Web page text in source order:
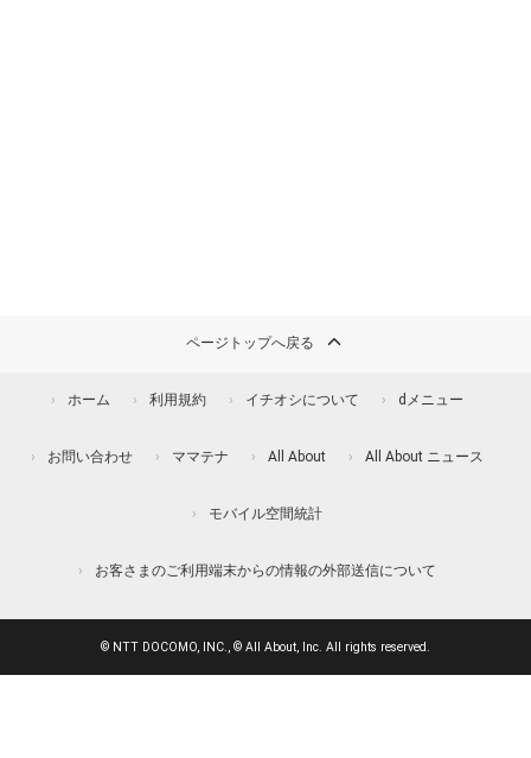
ページトップへ戻る
ホーム 利用規約 イチオシについて dメニュー
お問い合わせ ママテナ All About All About ニュース
モバイル空間統計
お客さまのご利用端末からの情報の外部送信について
© NTT DOCOMO, INC., © All About, Inc. All rights reserved.